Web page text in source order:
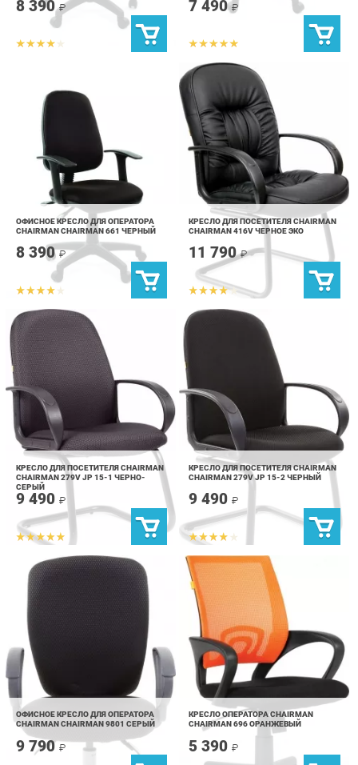
ОФИСНОЕ КРЕСЛО ДЛЯ ОПЕРАТОРА
CHAIRMAN CHAIRMAN 661 ЧЕРНЫЙ
8 390 ₽
КРЕСЛО ДЛЯ ПОСЕТИТЕЛЯ CHAIRMAN
CHAIRMAN 416V ЧЕРНОЕ ЭКО
11 790₽
КРЕСЛО ДЛЯ ПОСЕТИТЕЛЯ CHAIRMAN
CHAIRMAN 279V JP 15-1 ЧЕРНО-
СЕРЫЙ
9 490₽
КРЕСЛО ДЛЯ ПОСЕТИТЕЛЯ CHAIRMAN
CHAIRMAN 279V JP 15-2 ЧЕРНЫЙ
9 490 ₽
ОФИСНОЕ КРЕСЛО ДЛЯ ОПЕРАТОРА
CHAIRMAN CHAIRMAN 9801 СЕРЫЙ
9 790
КРЕСЛО ОПЕРАТОРА CHAIRMAN
CHAIRMAN 696 ОРАНЖЕВЫЙ
5 390₽